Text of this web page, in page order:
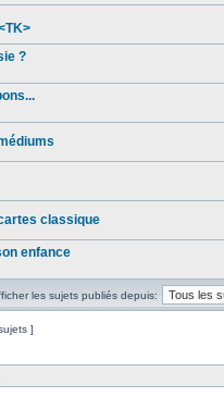
?
classique
enfance
les sujets publiés depuis:
]